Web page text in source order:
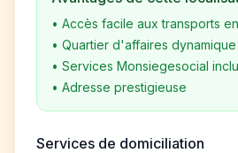
• Accès facile aux transports
• Quartier d'affaires dynamique
• Services Monsiegesocial
• Adresse prestigieuse
Services de domiciliation